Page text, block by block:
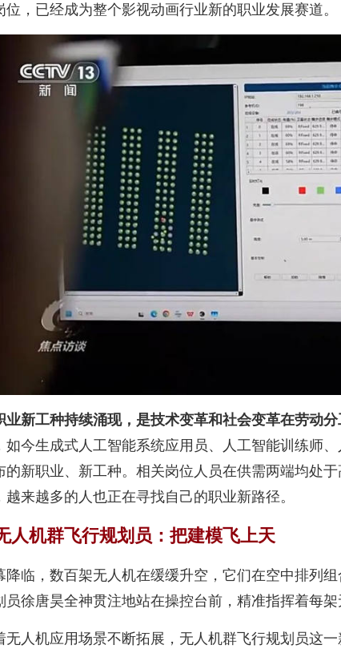
位，已经成为整个影视动画行业新的职业发展赛道。
业新工种持续涌现，是技术变革和社会变革在劳动分
如今生成式人工智能系统应用员、人工智能训练师
的新职业、新工种。相关岗位人员在供需两端均处
越来越多的人也正在寻找自己的职业新路径。
人机群飞行规划员：把建模飞上天
降临，数百架无人机在缓缓升空，它们在空中排列
员徐唐昊全神贯注地站在操控台前，精准指挥着每架
无人机应用场景不断拓展，无人机群飞行规划员这